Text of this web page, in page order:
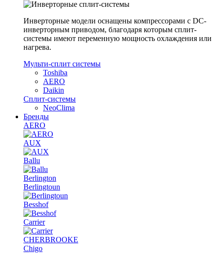
Инверторные модели оснащены компрессорами с DC-
инверторным приводом, благодаря которым сплит-
системы имеют переменную мощность охлаждения или
нагрева.
Мульти-сплит системы
Toshiba
AERO
Daikin
Сплит-системы
NeoClima
Бренды
AERO
AUX
Ballu
Berlington
Berlingtoun
Besshof
Carrier
CHERBROOKE
Chigo